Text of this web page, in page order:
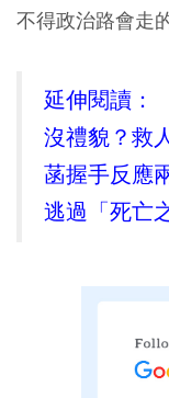
不得政治路會走
延伸閱讀：
沒禮貌？救
菡握手反應
逃過「死亡